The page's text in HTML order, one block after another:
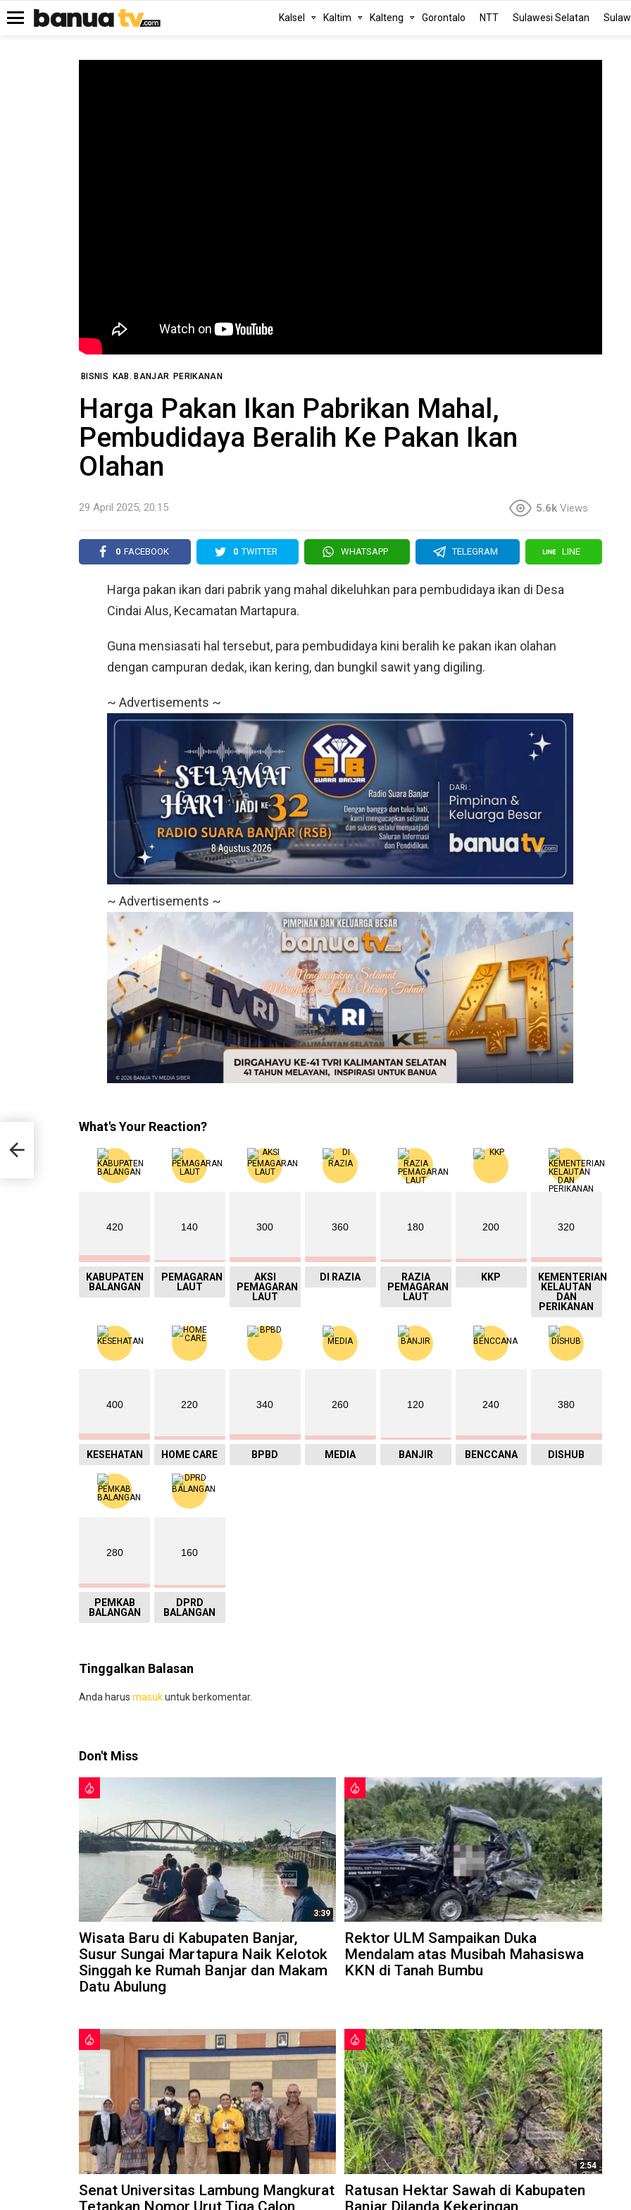
Kalsel Kaltim Kalteng Gorontalo NTT Sulawesi Selatan
BISNIS KAB. BANJAR PERIKANAN
Harga Pakan Ikan Pabrikan Mahal,
Pembudidaya Beralih Ke Pakan Ikan
Olahan
29 April 2025, 20:15 5.6k Views
0 FACEBOOK 0 TWITTER WHATSAPP TELEGRAM LINE
Harga pakan ikan dari pabrik yang mahal dikeluhkan para pembudidaya ikan di Desa
Cindai Alus, Kecamatan Martapura.
Guna mensiasati hal tersebut, para pembudidaya kini beralih ke pakan ikan olahan
dengan campuran dedak, ikan kering, dan bungkil sawit yang digiling.
~ Advertisements ~
~ Advertisements ~
What's Your Reaction?
420
KABUPATEN
BALANGAN
140
PEMAGARAN
LAUT
300
AKSI
PEMAGARAN
LAUT
360
DI RAZIA
180
RAZIA
PEMAGARAN
LAUT
200
KKP
320
KEMENTERIAN
KELAUTAN
DAN
PERIKANAN
400
KESEHATAN
220
HOME CARE
340
BPBD
260
MEDIA
120
BANJIR
240
BENCCANA
380
DISHUB
280
PEMKAB
BALANGAN
160
DPRD
BALANGAN
Tinggalkan Balasan
Anda harus masukuntuk berkomentar.
Don't Miss
3:39
Wisata Baru di Kabupaten Banjar,
Susur Sungai Martapura Naik Kelotok
Singgah ke Rumah Banjar dan Makam
Datu Abulung
Rektor ULM Sampaikan Duka
Mendalam atas Musibah Mahasiswa
KKN di Tanah Bumbu
Senat Universitas Lambung Mangkurat
Tetapkan Nomor Urut Tiga Calon
2:54
Ratusan Hektar Sawah di Kabupaten
Banjar Dilanda Kekeringan